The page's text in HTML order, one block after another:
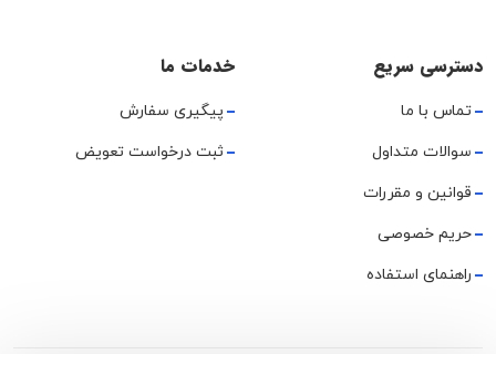
دسترسی سریع
تماس با ما
سوالات متداول
قوانین و مقررات
حریم خصوصی
راهنمای استفاده
خدمات ما
پیگیری سفارش
ثبت درخواست تعویض